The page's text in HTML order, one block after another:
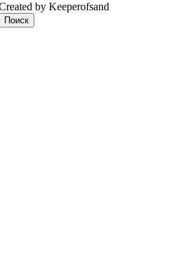
by Keeperofsand
Поиск